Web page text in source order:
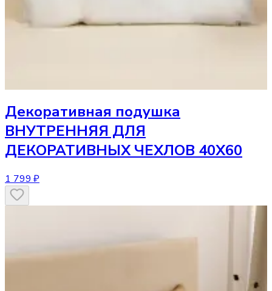
Декоративная подушка
ВНУТРЕННЯЯ ДЛЯ
ДЕКОРАТИВНЫХ ЧЕХЛОВ 40Х60
1 799 ₽